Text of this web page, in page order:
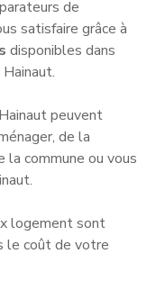
de
satisfaire grâce à
disponibles dans
peuvent
de la
commune ou vous
logement sont
le coût de votre